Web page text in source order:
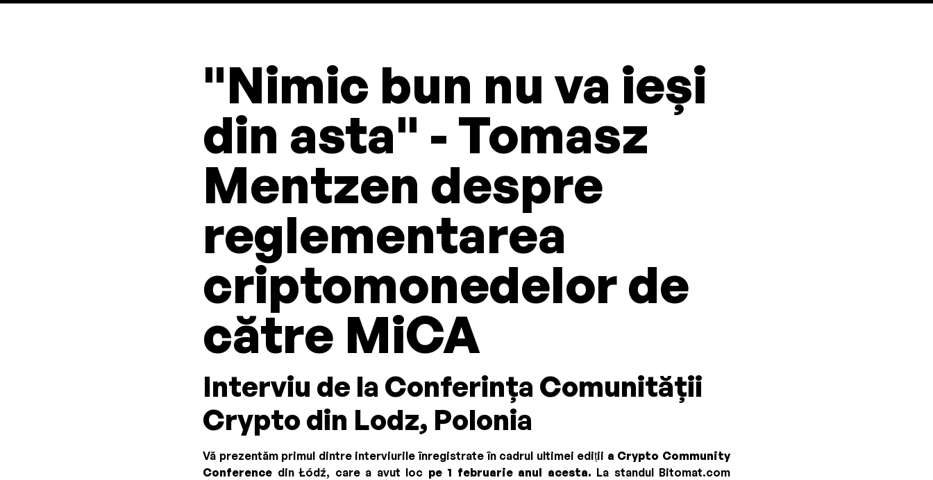
"Nimic bun nu va ieși
din asta" - Tomasz
Mentzen despre
reglementarea
criptomonedelor de
către MiCA
Interviu de la Conferința Comunității
Crypto din Lodz, Polonia
Vă prezentăm primul dintre interviurile înregistrate în cadrul ultimei ediții a Crypto Community
Conference din Łódź, care a avut loc pe 1 februarie anul acesta. La standul Bitomat.com